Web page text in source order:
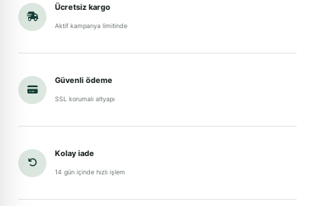
Ücretsiz kargo
Aktif kampanya limitinde
Güvenli ödeme
SSL korumalı altyapı
Kolay iade
14 gün içinde hızlı işlem